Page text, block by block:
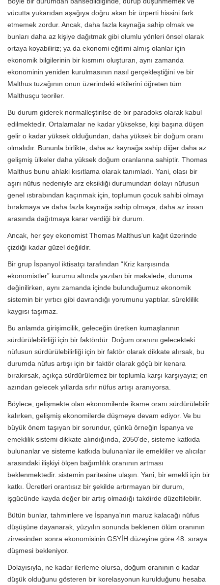
vücutta yukarıdan aşağıya doğru akan bir ürperti hissini fark
etmemek zordur. Ancak, daha fazla kaynağa sahip olmak ve
bunları daha az kişiye dağıtmak gibi olumlu yönleri önsel olarak
ortaya koyabiliriz; ya da ekonomi eğitimi almış olanlar için
ekonomik bilgilerinin bir kısmını oluşturan, aynı zamanda
ekonominin yeniden kurulmasının nasıl gerçekleştiğini ve bir
Malthus tuzağının onun üzerindeki etkilerini öğreten tüm
Malthusçu teoriler.
Bu durum giderek normalleştirilse de bir paradoks olarak kabul
edilmektedir. Ortalamalar ne kadar yüksekse, kişi başına düşen
gelir o kadar yüksek olduğundan, daha yüksek bir doğum oranı
olmalıdır. Bununla birlikte, daha az kaynağa sahip diğer daha az
gelişmiş ülkeler daha yüksek doğum oranlarına sahiptir. Thomas
Malthus bunu ahlaki kısıtlama olarak tanımladı. Yani, olası bir
aşırı nüfus nedeniyle arz eksikliği durumundan dolayı nüfusun
genel ıstırabından kaçınmak için, toplumun çocuk sahibi olmayı
bırakmaya ve daha fazla kaynağa sahip olmaya, daha az insan
arasında dağıtmaya karar verdiği bir durum.
Ancak, her şey ekonomist Thomas Malthus'un kağıt üzerinde
çizdiği kadar güzel değildir.
Bir grup İspanyol iktisatçı tarafından “Kriz karşısında
ekonomistler” kurumu altında yazılan bir makalede, duruma
değinilirken, aynı zamanda içinde bulunduğumuz ekonomik
sistemin bir yırtıcı gibi davrandığı yorumunu yaptılar. süreklilik
kaygısı taşımaz.
Bu anlamda girişimcilik, geleceğin üretken kumaşlarının
sürdürülebilirliği için bir faktördür. Doğum oranını gelecekteki
nüfusun sürdürülebilirliği için bir faktör olarak dikkate alırsak, bu
durumda nüfus artışı için bir faktör olarak göçü bir kenara
bırakırsak, açıkça sürdürülemez bir toplumla karşı karşıyayız; en
azından gelecek yıllarda sıfır nüfus artışı aranıyorsa.
Böylece, gelişmekte olan ekonomilerde ikame oranı sürdürülebilir
kalırken, gelişmiş ekonomilerde düşmeye devam ediyor. Ve bu
büyük önem taşıyan bir sorundur, çünkü örneğin İspanya ve
emeklilik sistemi dikkate alındığında, 2050'de, sisteme katkıda
bulunanlar ve sisteme katkıda bulunanlar ile emekliler ve alıcılar
arasındaki ilişkiyi ölçen bağımlılık oranının artması
beklenmektedir. sistemin paritesine ulaşın. Yani, bir emekli için bir
katkı. Ücretleri orantısız bir şekilde artırmayan bir durum,
işgücünde kayda değer bir artış olmadığı takdirde düzeltilebilir.
Bütün bunlar, tahminlere ve İspanya'nın maruz kalacağı nüfus
düşüşüne dayanarak, yüzyılın sonunda beklenen ölüm oranının
zirvesinden sonra ekonomisinin GSYİH düzeyine göre 48. sıraya
düşmesi bekleniyor.
Dolayısıyla, ne kadar ilerleme olursa, doğum oranının o kadar
düşük olduğunu gösteren bir korelasyonun kurulduğunu hesaba